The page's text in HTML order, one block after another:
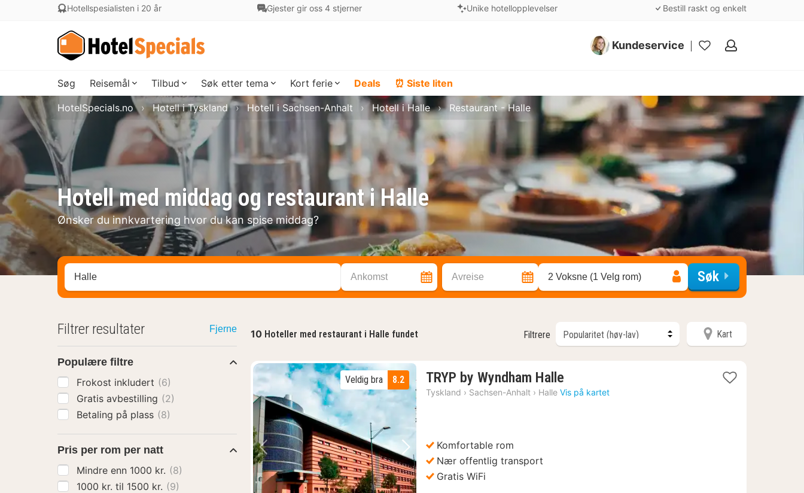
Hotellspesialisten i 20 år Gjester gir oss 4 stjerner Unike hotellopplevelser Bestill raskt og enkelt
Kundeservice
Mine
Søg Reisemål Tilbud Søk etter tema Kort ferie Deals ⏰ Siste liten
Hotell med middag og restaurant i Halle
Ønsker du innkvartering hvor du kan spise middag?
HotelSpecials.no Hotell i Tyskland Hotell i Sachsen-Anhalt Hotell i Halle Restaurant - Halle
Søk hotell, region eller by Ankomst Avreise 2 Voksne (1 Velg rom) Søk
10 Hoteller med restaurant i Halle fundet Filtrere Kart
Forrige bilde Neste bilde
8.2
Veldig bra TRYP by Wyndham Halle
natt
Tyskland › Sachsen-Anhalt › Halle Vis på kartet
Komfortable rom
Nær offentlig transport
Gratis WiFi
Filtrer resultater Fjerne
Populære filtre
Frokost inkludert (6)
Gratis avbestilling (2)
Betaling på plass (8)
Pris per rom per natt
Mindre enn 1000 kr. (8)
1000 kr. til 1500 kr. (9)